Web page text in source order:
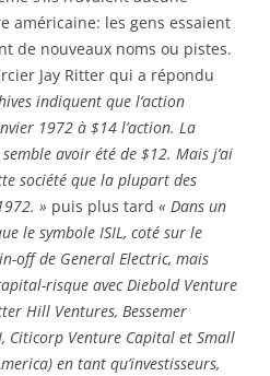
américaine: les gens essaient
de nouveaux noms ou pistes.
Jay Ritter qui a répondu
indiquent que l’action
1972 à $14 l’action. La
avoir été de $12. Mais j’ai
société que la plupart des
» puis plus tard « Dans un
le symbole ISIL, coté sur le
off de General Electric, mais
risque avec Diebold Venture
Hill Ventures, Bessemer
Citicorp Venture Capital et Small
en tant qu’investisseurs,